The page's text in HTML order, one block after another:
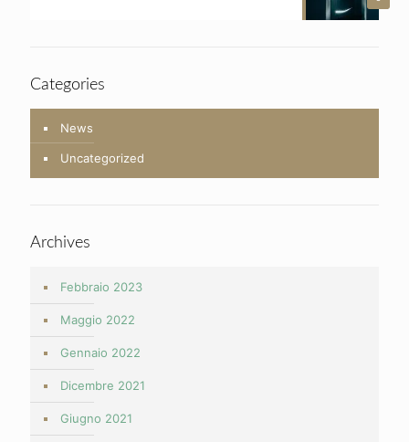
Categories
News
Uncategorized
Archives
Febbraio 2023
Maggio 2022
Gennaio 2022
Dicembre 2021
Giugno 2021